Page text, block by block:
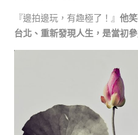
『邊拍邊玩，有趣極了！』 他
台北、重新發現人生，是當初